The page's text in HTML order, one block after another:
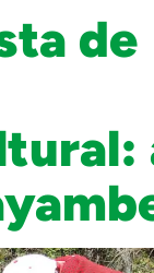
de